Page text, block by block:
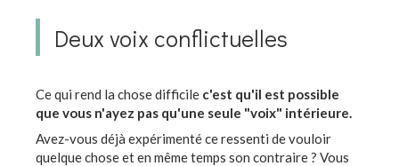
Deux voix conflictuelles
Ce qui rend la chose difficile c'est qu'il est possible
que vous n'ayez pas qu'une seule "voix" intérieure.
Avez-vous déjà expérimenté ce ressenti de vouloir
quelque chose et en même temps son contraire ? Vous